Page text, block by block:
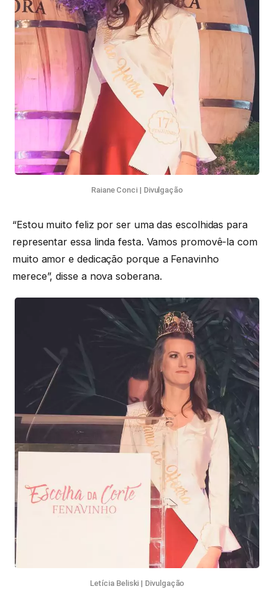
Raiane Conci | Divulgação
“Estou muito feliz por ser uma das escolhidas para
representar essa linda festa. Vamos promovê-la com
muito amor e dedicação porque a Fenavinho
merece”, disse a nova soberana.
Letícia Beliski | Divulgação